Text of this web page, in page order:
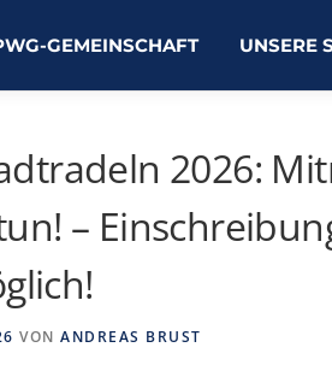
GEMEINSCHAFT UNSERE
2026:
–
VON ANDREAS BRUST